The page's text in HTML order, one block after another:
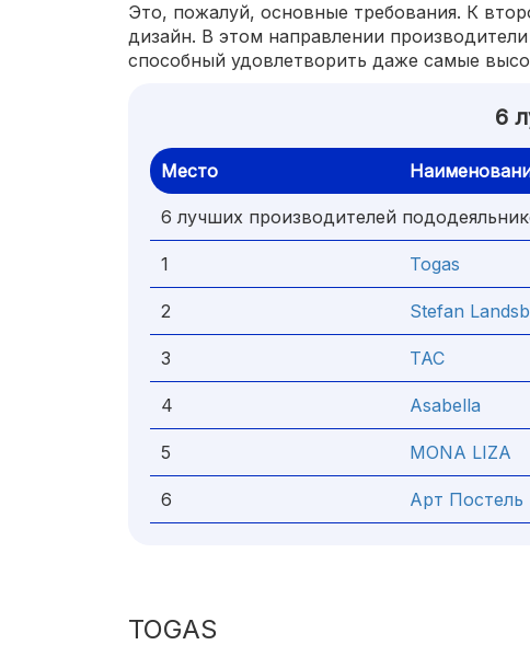
Это, пожалуй, основные требования. К
дизайн. В этом направлении
способный удовлетворить даже самые
6
Место
6 лучших производителей
1 Togas
2 Stefan
3 TAC
4 Asabella
5 MONA LIZA
6 Арт Постель
TOGAS